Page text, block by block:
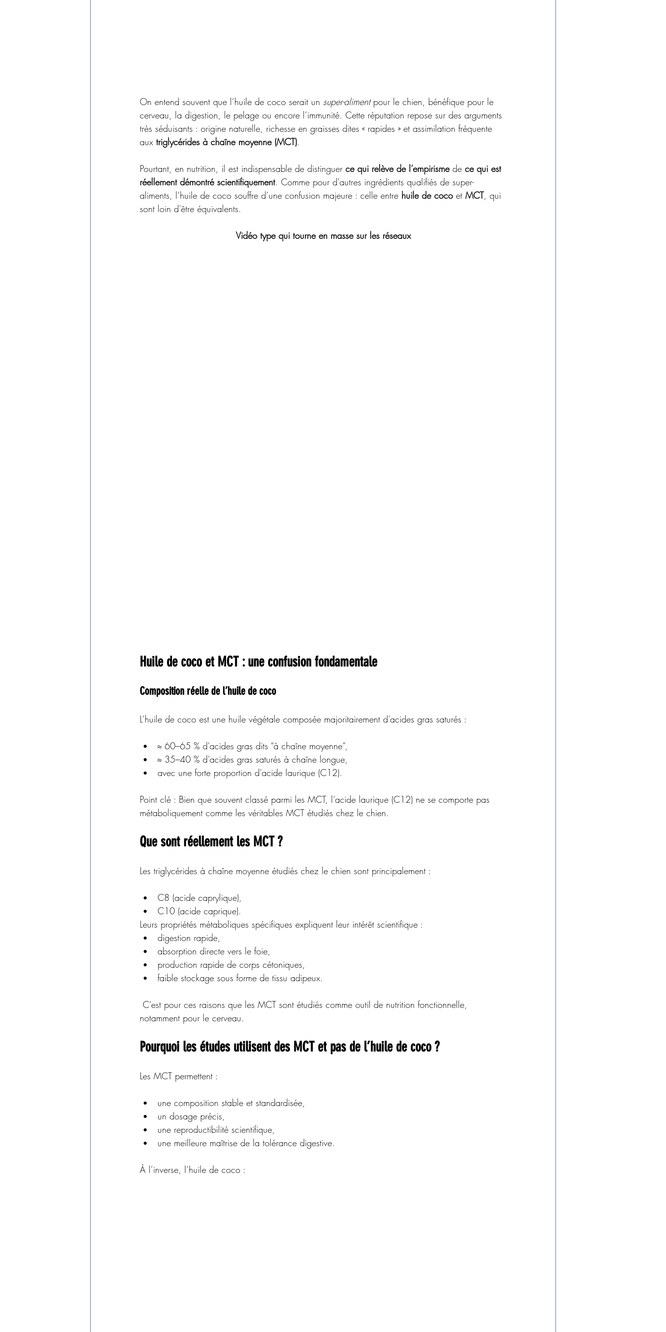
On entend souvent que l’huile de coco serait un super-aliment pour le chien, bénéfique pour le
cerveau, la digestion, le pelage ou encore l’immunité. Cette réputation repose sur des arguments
très séduisants : origine naturelle, richesse en graisses dites « rapides » et assimilation fréquente
aux triglycérides à chaîne moyenne (MCT).
Pourtant, en nutrition, il est indispensable de distinguer ce qui relève de l’empirisme de ce qui est
réellement démontré scientifiquement. Comme pour d’autres ingrédients qualifiés de super-
aliments, l’huile de coco souffre d’une confusion majeure : celle entre huile de coco et MCT, qui
sont loin d’être équivalents.
Vidéo type qui tourne en masse sur les réseaux
Huile de coco et MCT : une confusion fondamentale
Composition réelle de l’huile de coco
L’huile de coco est une huile végétale composée majoritairement d’acides gras saturés :
≈ 60–65 % d’acides gras dits “à chaîne moyenne”,
≈ 35–40 % d’acides gras saturés à chaîne longue,
avec une forte proportion d’acide laurique (C12).
Point clé : Bien que souvent classé parmi les MCT, l’acide laurique (C12) ne se comporte pas
métaboliquement comme les véritables MCT étudiés chez le chien.
Que sont réellement les MCT ?
Les triglycérides à chaîne moyenne étudiés chez le chien sont principalement :
C8 (acide caprylique),
C10 (acide caprique).
Leurs propriétés métaboliques spécifiques expliquent leur intérêt scientifique :
digestion rapide,
absorption directe vers le foie,
production rapide de corps cétoniques,
faible stockage sous forme de tissu adipeux.
notamment pour le cerveau.
Pourquoi les études utilisent des MCT et pas de l’huile de coco ?
Les MCT permettent :
une composition stable et standardisée,
un dosage précis,
une reproductibilité scientifique,
une meilleure maîtrise de la tolérance digestive.
À l’inverse, l’huile de coco :